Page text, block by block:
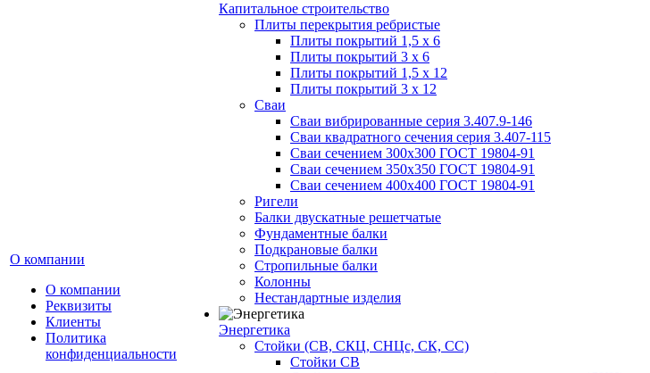
О компании
О компании
Реквизиты
Клиенты
Политика
конфиденциальности
Капитальное строительство
Плиты перекрытия ребристые
Плиты покрытий 1,5 x 6
Плиты покрытий 3 x 6
Плиты покрытий 1,5 x 12
Плиты покрытий 3 x 12
Сваи
Сваи вибрированные серия 3.407.9-146
Сваи квадратного сечения серия 3.407-115
Сваи сечением 300х300 ГОСТ 19804-91
Сваи сечением 350х350 ГОСТ 19804-91
Сваи сечением 400х400 ГОСТ 19804-91
Ригели
Балки двускатные решетчатые
Фундаментные балки
Подкрановые балки
Стропильные балки
Колонны
Нестандартные изделия
Энергетика
Стойки (СВ, СКЦ, СНЦс, СК, СС)
Стойки СВ